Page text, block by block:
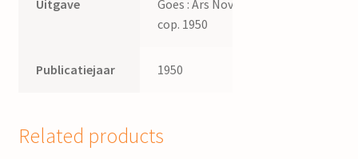
Uitgave
Goes : Ars Nova ;
cop. 1950
Publicatiejaar 1950
Related products